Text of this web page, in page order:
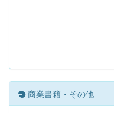
商業書籍・その他